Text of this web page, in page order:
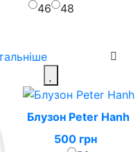
46
48
Блузон Peter Hanh
500 грн